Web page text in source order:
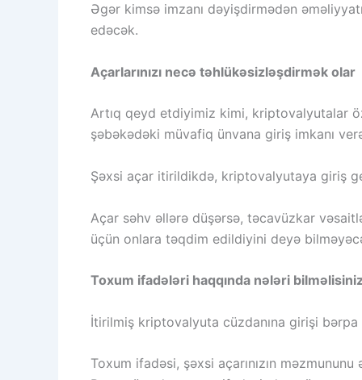
Əgər kimsə imzanı dəyişdirmədən
edəcək.
Açarlarınızı necə təhlükəsizləşdirmək olar
Artıq qeyd etdiyimiz kimi, kriptovalyutalar
şəbəkədəki müvafiq ünvana giriş imkanı
Şəxsi açar itirildikdə, kriptovalyutaya giriş
Açar səhv əllərə düşərsə, təcavüzkar
üçün onlara təqdim edildiyini deyə
Toxum ifadələri haqqında nələri
İtirilmiş kriptovalyuta cüzdanına girişi
Toxum ifadəsi, şəxsi açarınızın